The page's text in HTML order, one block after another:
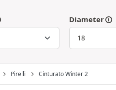
Diameter
Pirelli Cinturato Winter 2